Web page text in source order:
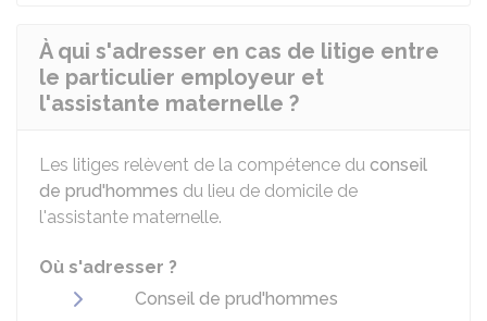
À qui s'adresser en cas de litige entre
le particulier employeur et
l'assistante maternelle ?
Les litiges relèvent de la compétence du conseil
de prud'hommes du lieu de domicile de
l'assistante maternelle.
Où s'adresser ?
Conseil de prud'hommes